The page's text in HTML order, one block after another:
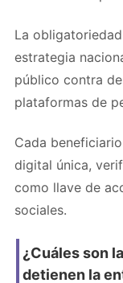
La
estrategia
público contra
plataformas de
Cada
digital única,
como llave de
sociales.
¿Cuáles son
detienen la